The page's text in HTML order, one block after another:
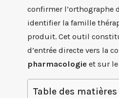
confirmer l’orthographe
identifier la famille
produit. Cet outil
d’entrée directe vers la
pharmacologie et sur le
Table des matières